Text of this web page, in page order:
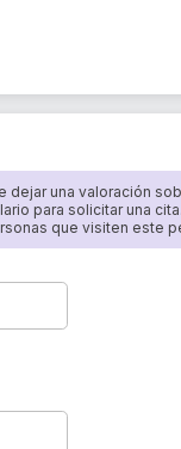
una valoración
para solicitar una
que visiten este